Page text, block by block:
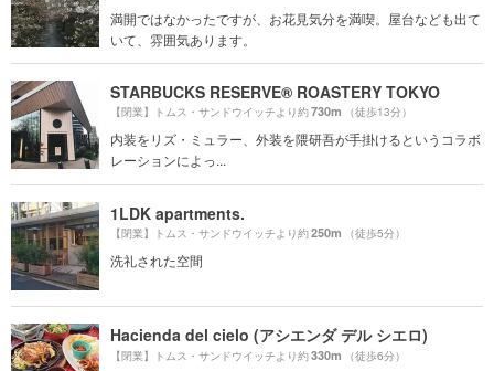
満開ではなかったですが、お花見気分を満喫。屋台なども出て
いて、雰囲気あります。
STARBUCKS RESERVE® ROASTERY TOKYO
【閉業】トムス・サンドウイッチより約730m （徒歩13分）
内装をリズ・ミュラー、外装を隈研吾が手掛けるというコラボ
レーションによっ...
1LDK apartments.
【閉業】トムス・サンドウイッチより約250m （徒歩5分）
洗礼された空間
Hacienda del cielo (アシエンダ デル シエロ)
【閉業】トムス・サンドウイッチより約330m （徒歩6分）